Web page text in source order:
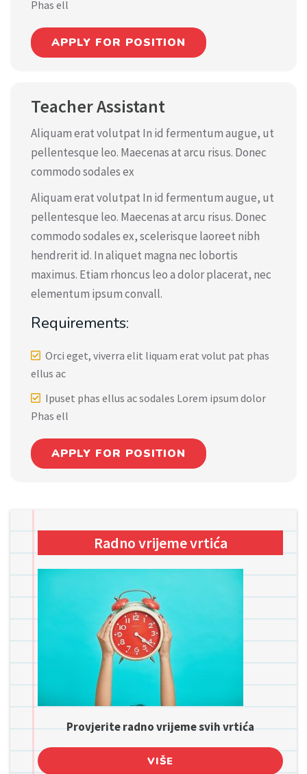
Phas ell
APPLY FOR POSITION
Teacher Assistant
Aliquam erat volutpat In id fermentum augue, ut
pellentesque leo. Maecenas at arcu risus. Donec
commodo sodales ex
Aliquam erat volutpat In id fermentum augue, ut
pellentesque leo. Maecenas at arcu risus. Donec
commodo sodales ex, scelerisque laoreet nibh
hendrerit id. In aliquet magna nec lobortis
maximus. Etiam rhoncus leo a dolor placerat, nec
elementum ipsum convall.
Requirements:
Orci eget, viverra elit liquam erat volut pat phas
ellus ac
Ipuset phas ellus ac sodales Lorem ipsum dolor
Phas ell
APPLY FOR POSITION
Radno vrijeme vrtića
Provjerite radno vrijeme svih vrtića
VIŠE